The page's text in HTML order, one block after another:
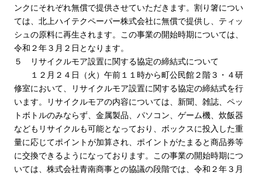
ンクにそれぞれ無償で提供させていただきます。割り箸につい
ては、北上ハイテクペーパー株式会社に無償で提供し、ティッ
シュの原料に再生されます。この事業の開始時期については、
令和２年３月２日となります。
５ リサイクルモア設置に関する協定の締結式について
１２月２４日（火）午前１１時から町公民館２階３・４研
修室において、リサイクルモア設置に関する協定の締結式を行
います。リサイクルモアの内容については、新聞、雑誌、ペッ
トボトルのみならず、金属製品、パソコン、ゲーム機、炊飯器
などもリサイクルも可能となっており、ボックスに投入した重
量に応じてポイントが加算され、ポイントがたまると商品券等
に交換できるようになっております。この事業の開始時期につ
いては、株式会社青南商事との協議の段階では、令和２年３月